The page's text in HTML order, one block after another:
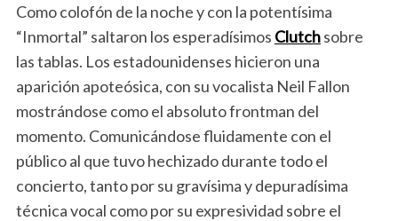
Como colofón de la noche y con la potentísima
“Inmortal” saltaron los esperadísimos Clutchsobre
las tablas. Los estadounidenses hicieron una
aparición apoteósica, con su vocalista Neil Fallon
mostrándose como el absoluto frontman del
momento. Comunicándose fluidamente con el
público al que tuvo hechizado durante todo el
concierto, tanto por su gravísima y depuradísima
técnica vocal como por su expresividad sobre el